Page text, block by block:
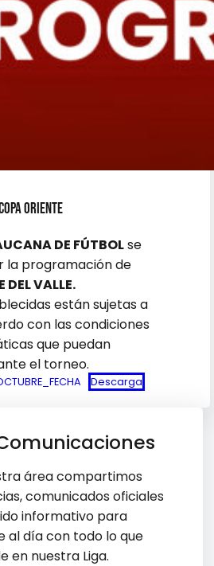
ORIENTE
DE FÚTBOLse
la programación de
DEL VALLE.
están sujetas a
con las condiciones
que puedan
el torneo.
Descarga
área compartimos
comunicados oficiales
informativo para
al día con todo lo que
en nuestra Liga.